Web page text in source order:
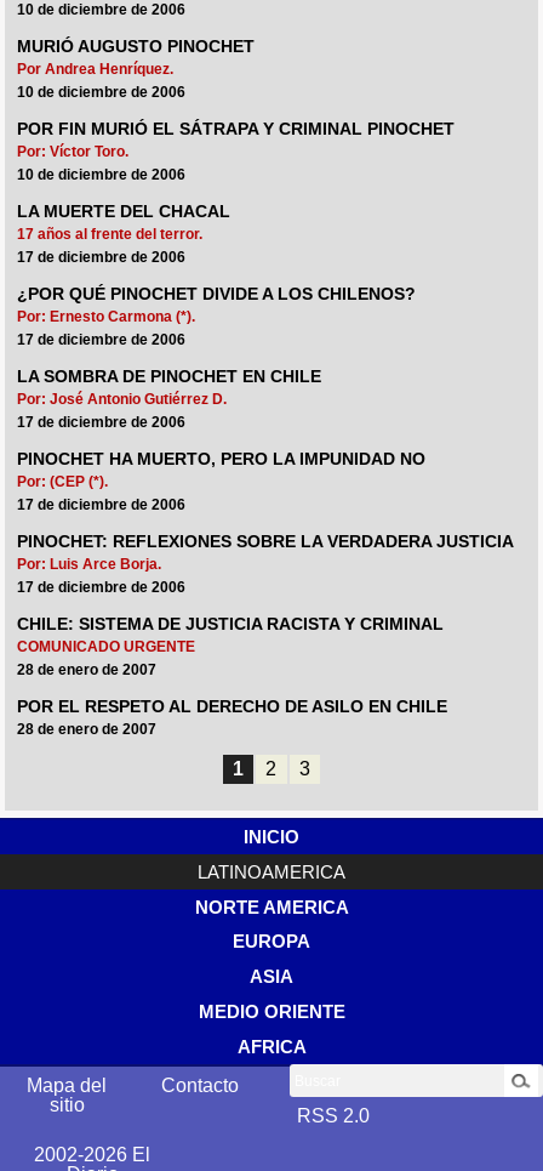
10 de diciembre de 2006
MURIÓ AUGUSTO PINOCHET
Por Andrea Henríquez.
10 de diciembre de 2006
POR FIN MURIÓ EL SÁTRAPA Y CRIMINAL PINOCHET
Por: Víctor Toro.
10 de diciembre de 2006
LA MUERTE DEL CHACAL
17 años al frente del terror.
17 de diciembre de 2006
¿POR QUÉ PINOCHET DIVIDE A LOS CHILENOS?
Por: Ernesto Carmona (*).
17 de diciembre de 2006
LA SOMBRA DE PINOCHET EN CHILE
Por: José Antonio Gutiérrez D.
17 de diciembre de 2006
PINOCHET HA MUERTO, PERO LA IMPUNIDAD NO
Por: (CEP (*).
17 de diciembre de 2006
PINOCHET: REFLEXIONES SOBRE LA VERDADERA JUSTICIA
Por: Luis Arce Borja.
17 de diciembre de 2006
CHILE: SISTEMA DE JUSTICIA RACISTA Y CRIMINAL
COMUNICADO URGENTE
28 de enero de 2007
POR EL RESPETO AL DERECHO DE ASILO EN CHILE
28 de enero de 2007
1 2 3
INICIO
LATINOAMERICA
NORTE AMERICA
EUROPA
ASIA
MEDIO ORIENTE
AFRICA
Mapa del
sitio
Contacto
RSS 2.0
2002-2026 El